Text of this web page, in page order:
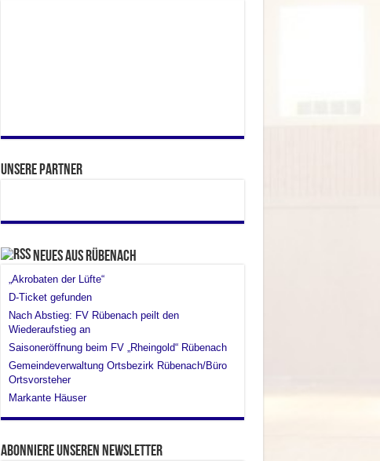
Unsere Partner
Neues aus Rübenach
„Akrobaten der Lüfte“
D-Ticket gefunden
Nach Abstieg: FV Rübenach peilt den
Wiederaufstieg an
Saisoneröffnung beim FV „Rheingold“ Rübenach
Gemeindeverwaltung Ortsbezirk Rübenach/Büro
Ortsvorsteher
Markante Häuser
Abonniere unseren Newsletter